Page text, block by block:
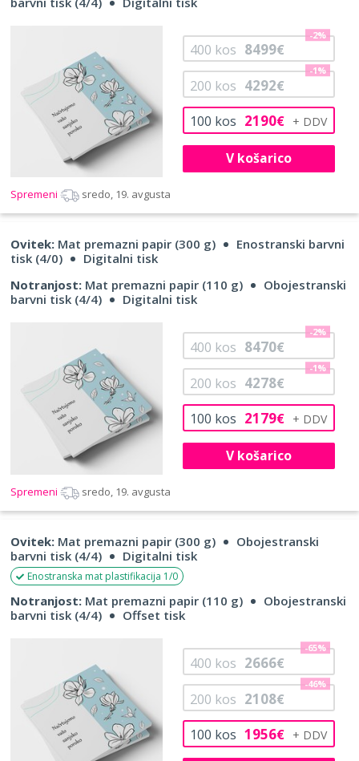
100 kos 2190€
200 kos 4292€
-1%
400 kos 8499€
-2%
V košarico
Spremeni sredo, 19. avgusta
Ovitek: Mat premazni papir (300 g)
Enostranski barvni
tisk (4/0)
Digitalni tisk
Notranjost: Mat premazni papir (110 g)
Obojestranski
barvni tisk (4/4)
Digitalni tisk
100 kos 2179€
200 kos 4278€
-1%
400 kos 8470€
-2%
V košarico
Spremeni sredo, 19. avgusta
Ovitek: Mat premazni papir (300 g)
Obojestranski
barvni tisk (4/4)
Digitalni tisk
Enostranska mat plastifikacija 1/0
Notranjost: Mat premazni papir (110 g)
Obojestranski
barvni tisk (4/4)
Offset tisk
100 kos 1956€
200 kos 2108€
-46%
400 kos 2666€
-65%